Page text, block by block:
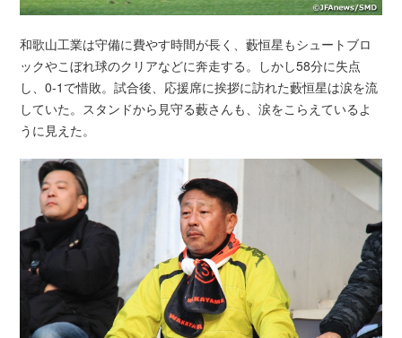
和歌山工業は守備に費やす時間が長く、藪恒星もシュートブロ
ックやこぼれ球のクリアなどに奔走する。しかし58分に失点
し、0-1で惜敗。試合後、応援席に挨拶に訪れた藪恒星は涙を流
していた。スタンドから見守る藪さんも、涙をこらえているよ
うに見えた。